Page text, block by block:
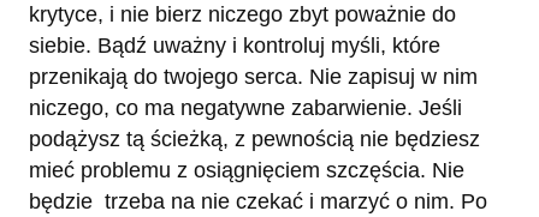
krytyce, i nie bierz niczego zbyt poważnie do
siebie. Bądź uważny i kontroluj myśli, które
przenikają do twojego serca. Nie zapisuj w nim
niczego, co ma negatywne zabarwienie. Jeśli
podążysz tą ścieżką, z pewnością nie będziesz
mieć problemu z osiągnięciem szczęścia. Nie
będzie trzeba na nie czekać i marzyć o nim. Po